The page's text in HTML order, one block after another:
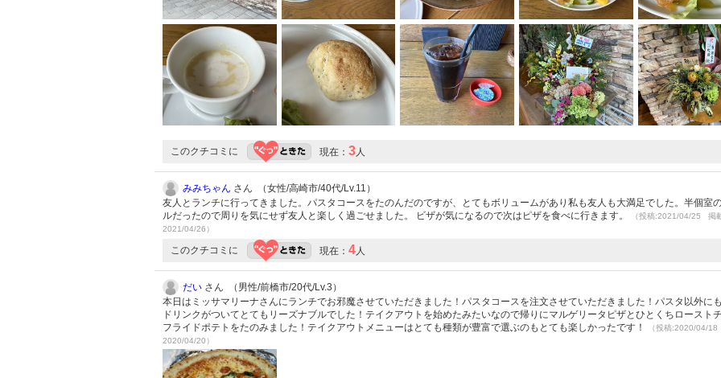
このクチコミに 現在： 3人
みみちゃん さん （女性/高崎市/40代/Lv.11）
友人とランチに行ってきました。パスタコースをたのんだのですが、とてもボリュームがあり私も友人も大満足でした。半個室
ルだったので周りを気にせず友人と楽しく過ごせました。 ビザが気になるので次はピザを食べに行きます。
（投稿:2021/04/25 掲
2021/04/26）
このクチコミに 現在： 4人
だい さん （男性/前橋市/20代/Lv.3）
本日はミッサマリーナさんにランチでお邪魔させていただきました！パスタコースを注文させていただきました！パスタ以外にも
ドリンクがついてとてもリーズナブルでした！テイクアウトを始めたみたいなので帰りにマルゲリータピザとひとくちロースト
フライドポテトをたのみました！テイクアウトメニューはとても種類が豊富で選ぶのもとても楽しかったです！
（投稿:2020/04/18
2020/04/20）